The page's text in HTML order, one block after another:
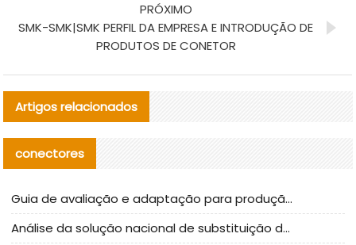
PRÓXIMO
SMK-SMK|SMK PERFIL DA EMPRESA E INTRODUÇÃO DE
PRODUTOS DE CONETOR
Artigos relacionados
conectores
Guia de avaliação e adaptação para produção em massa de componentes de cabos nacionais CNC Tech
Análise da solução nacional de substituição da linha de alta frequência I-PEX